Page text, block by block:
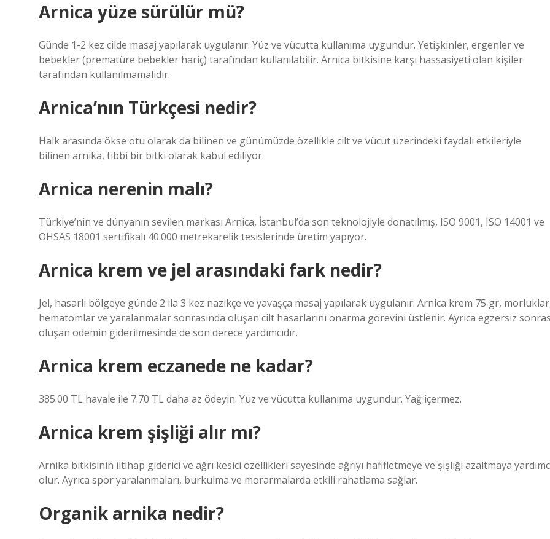
Arnica yüze sürülür mü?
Günde 1-2 kez cilde masaj yapılarak uygulanır. Yüz ve vücutta kullanıma uygundur. Yetişkinler, ergenler ve
bebekler (prematüre bebekler hariç) tarafından kullanılabilir. Arnica bitkisine karşı hassasiyeti olan kişiler
tarafından kullanılmamalıdır.
Arnica’nın Türkçesi nedir?
Halk arasında ökse otu olarak da bilinen ve günümüzde özellikle cilt ve vücut üzerindeki faydalı etkileriyle
bilinen arnika, tıbbi bir bitki olarak kabul ediliyor.
Arnica nerenin malı?
Türkiye’nin ve dünyanın sevilen markası Arnica, İstanbul’da son teknolojiyle donatılmış, ISO 9001, ISO 14001 ve
OHSAS 18001 sertifikalı 40.000 metrekarelik tesislerinde üretim yapıyor.
Arnica krem ve jel arasındaki fark nedir?
Jel, hasarlı bölgeye günde 2 ila 3 kez nazikçe ve yavaşça masaj yapılarak uygulanır. Arnica krem ​​75 gr,
hematomlar ve yaralanmalar sonrasında oluşan cilt hasarlarını onarma görevini üstlenir. Ayrıca egzersiz
oluşan ödemin giderilmesinde de son derece yardımcıdır.
Arnica krem eczanede ne kadar?
385.00 TL havale ile 7.70 TL daha az ödeyin. Yüz ve vücutta kullanıma uygundur. Yağ içermez.
Arnica krem şişliği alır mı?
Arnika bitkisinin iltihap giderici ve ağrı kesici özellikleri sayesinde ağrıyı hafifletmeye ve şişliği azaltmaya
olur. Ayrıca spor yaralanmaları, burkulma ve morarmalarda etkili rahatlama sağlar.
Organik arnika nedir?